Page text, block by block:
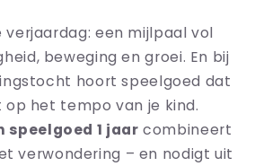
verjaardag: een mijlpaal vol
beweging en groei. En bij
hoort speelgoed dat
op het tempo van je kind.
speelgoed 1 jaar combineert
verwondering – en nodigt uit